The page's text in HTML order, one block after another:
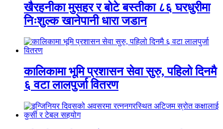
खैरहनीका मुसहर र बोटे बस्तीका ८६ घरधुरीमा
निःशुल्क खानेपानी धारा जडान
कालिकामा भूमि प्रशासन सेवा सुरु, पहिलो दिनमै
६ वटा लालपुर्जा वितरण